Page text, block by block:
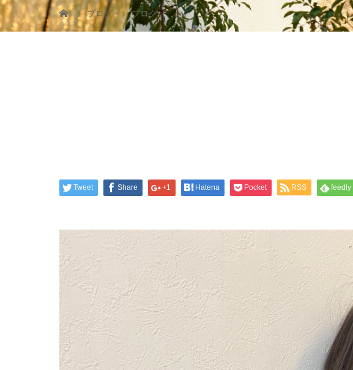
ブログ ブログ
Tweet Share +1 Hatena Pocket RSS feedly